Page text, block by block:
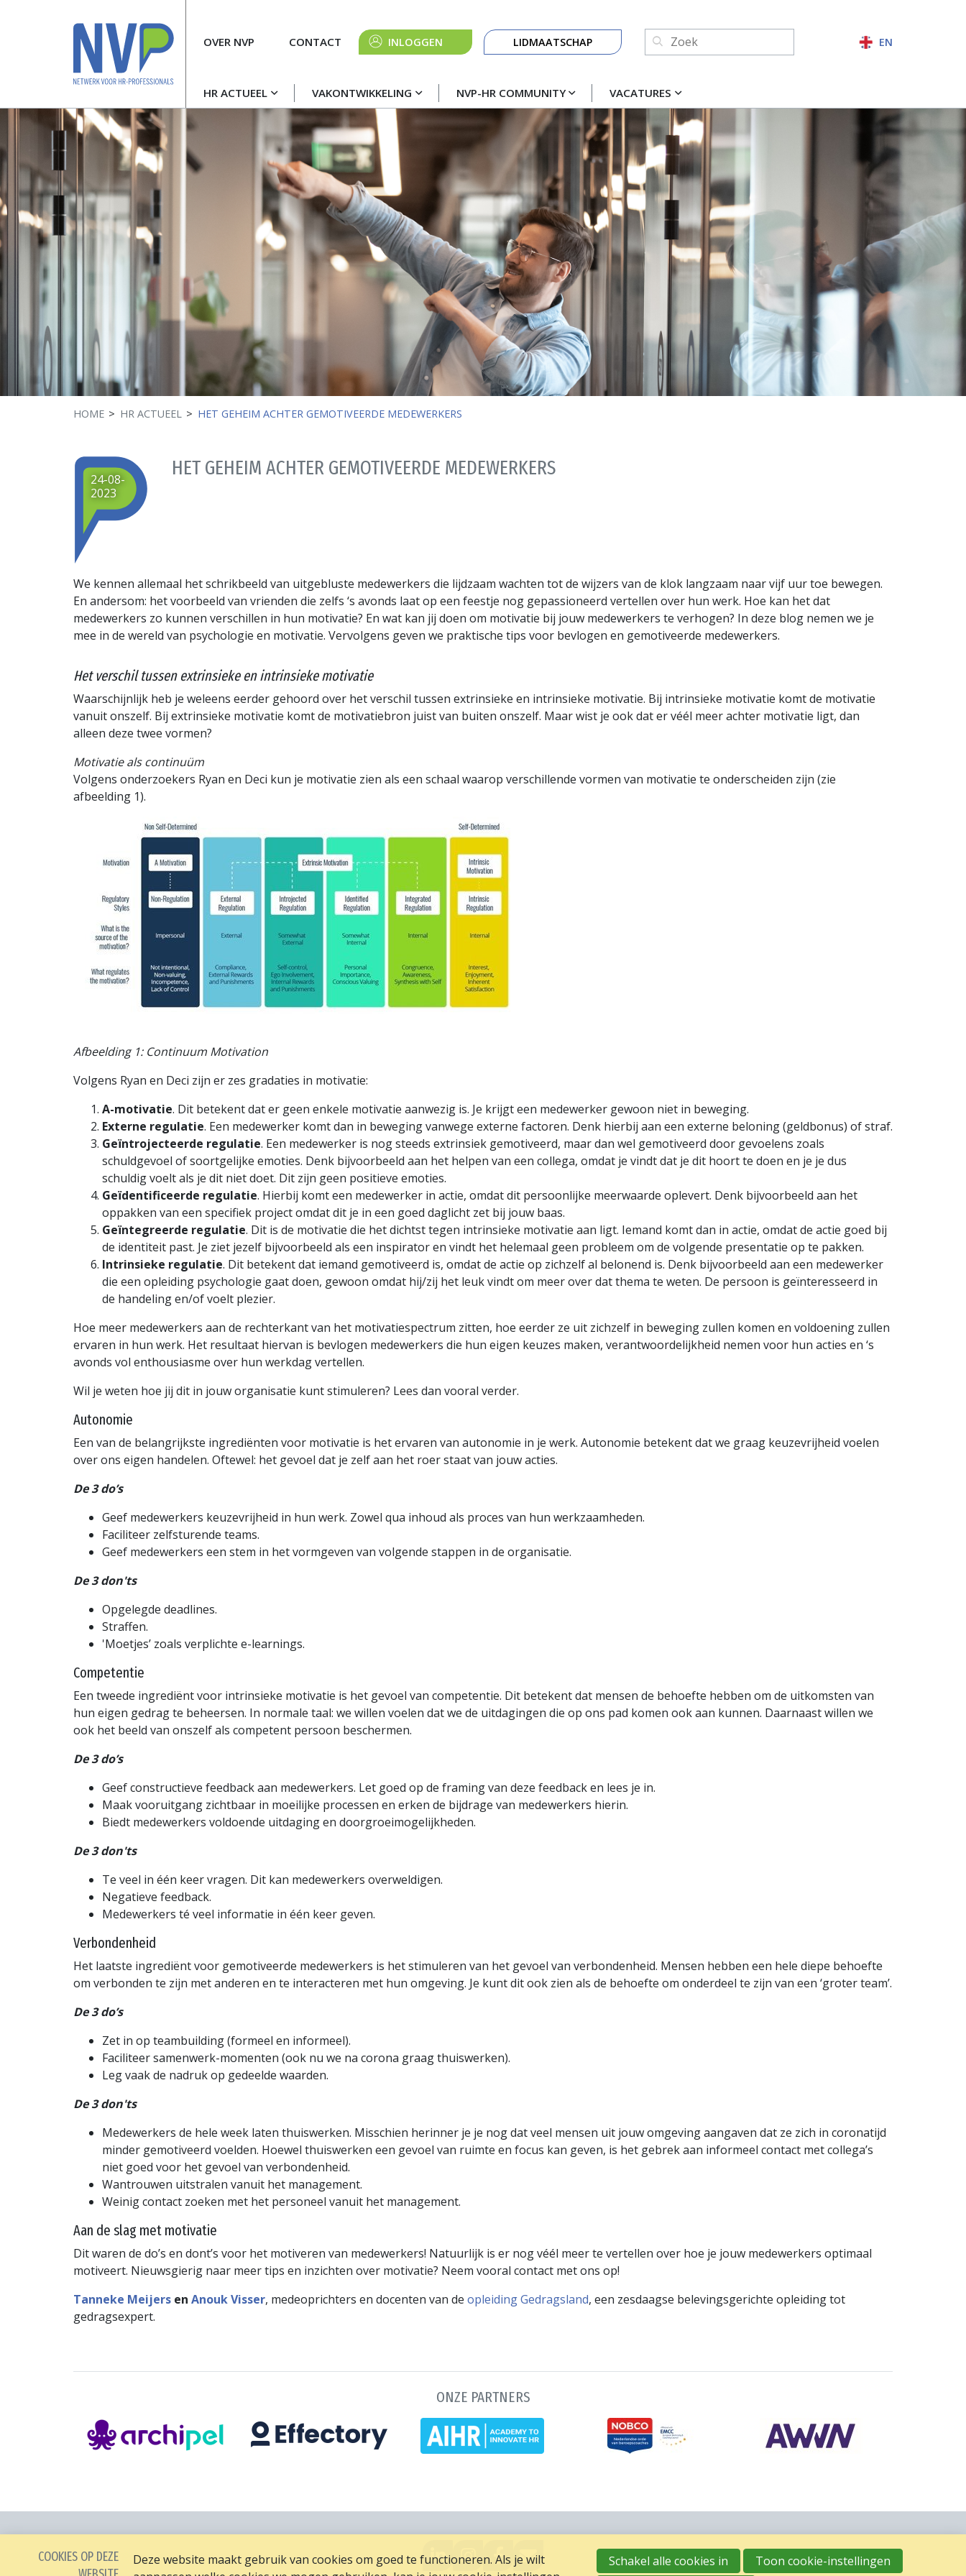
Hoofdnavigatie
HR ACTUEEL VAKONTWIKKELING NVP-HR COMMUNITY VACATURES
MetaOVER NVP CONTACT INLOGGEN
Knop
navigatie
LIDMAATSCHAP Zoeken:
ZOEKEN
EN
HOME HR ACTUEEL HET GEHEIM ACHTER GEMOTIVEERDE MEDEWERKERS
HET GEHEIM ACHTER GEMOTIVEERDE MEDEWERKERS
24-08-
2023
We kennen allemaal het schrikbeeld van uitgebluste medewerkers die lijdzaam wachten tot de wijzers van de klok langzaam naar vijf uur toe bewegen.
En andersom: het voorbeeld van vrienden die zelfs ‘s avonds laat op een feestje nog gepassioneerd vertellen over hun werk. Hoe kan het dat
medewerkers zo kunnen verschillen in hun motivatie? En wat kan jij doen om motivatie bij jouw medewerkers te verhogen? In deze blog nemen we je
mee in de wereld van psychologie en motivatie. Vervolgens geven we praktische tips voor bevlogen en gemotiveerde medewerkers.
Het verschil tussen extrinsieke en intrinsieke motivatie
Waarschijnlijk heb je weleens eerder gehoord over het verschil tussen extrinsieke en intrinsieke motivatie. Bij intrinsieke motivatie komt de motivatie
vanuit onszelf. Bij extrinsieke motivatie komt de motivatiebron juist van buiten onszelf. Maar wist je ook dat er véél meer achter motivatie ligt, dan
alleen deze twee vormen?
Motivatie als continuüm
Volgens onderzoekers Ryan en Deci kun je motivatie zien als een schaal waarop verschillende vormen van motivatie te onderscheiden zijn (zie
afbeelding 1).
Afbeelding 1: Continuum Motivation
Volgens Ryan en Deci zijn er zes gradaties in motivatie:
A-motivatie. Dit betekent dat er geen enkele motivatie aanwezig is. Je krijgt een medewerker gewoon niet in beweging.
Externe regulatie. Een medewerker komt dan in beweging vanwege externe factoren. Denk hierbij aan een externe beloning (geldbonus) of straf.
Geïntrojecteerde regulatie. Een medewerker is nog steeds extrinsiek gemotiveerd, maar dan wel gemotiveerd door gevoelens zoals
schuldgevoel of soortgelijke emoties. Denk bijvoorbeeld aan het helpen van een collega, omdat je vindt dat je dit hoort te doen en je je dus
schuldig voelt als je dit niet doet. Dit zijn geen positieve emoties.
Geïdentificeerde regulatie. Hierbij komt een medewerker in actie, omdat dit persoonlijke meerwaarde oplevert. Denk bijvoorbeeld aan het
oppakken van een specifiek project omdat dit je in een goed daglicht zet bij jouw baas.
Geïntegreerde regulatie. Dit is de motivatie die het dichtst tegen intrinsieke motivatie aan ligt. Iemand komt dan in actie, omdat de actie goed bij
de identiteit past. Je ziet jezelf bijvoorbeeld als een inspirator en vindt het helemaal geen probleem om de volgende presentatie op te pakken.
Intrinsieke regulatie. Dit betekent dat iemand gemotiveerd is, omdat de actie op zichzelf al belonend is. Denk bijvoorbeeld aan een medewerker
die een opleiding psychologie gaat doen, gewoon omdat hij/zij het leuk vindt om meer over dat thema te weten. De persoon is geïnteresseerd in
de handeling en/of voelt plezier.
Hoe meer medewerkers aan de rechterkant van het motivatiespectrum zitten, hoe eerder ze uit zichzelf in beweging zullen komen en voldoening zullen
ervaren in hun werk. Het resultaat hiervan is bevlogen medewerkers die hun eigen keuzes maken, verantwoordelijkheid nemen voor hun acties en ‘s
avonds vol enthousiasme over hun werkdag vertellen.
Wil je weten hoe jij dit in jouw organisatie kunt stimuleren? Lees dan vooral verder.
Autonomie
Een van de belangrijkste ingrediënten voor motivatie is het ervaren van autonomie in je werk. Autonomie betekent dat we graag keuzevrijheid voelen
over ons eigen handelen. Oftewel: het gevoel dat je zelf aan het roer staat van jouw acties.
De 3 do’s
Geef medewerkers keuzevrijheid in hun werk. Zowel qua inhoud als proces van hun werkzaamheden.
Faciliteer zelfsturende teams.
Geef medewerkers een stem in het vormgeven van volgende stappen in de organisatie.
De 3 don'ts
Opgelegde deadlines.
Straffen.
'Moetjes’ zoals verplichte e-learnings.
Competentie
Een tweede ingrediënt voor intrinsieke motivatie is het gevoel van competentie. Dit betekent dat mensen de behoefte hebben om de uitkomsten van
hun eigen gedrag te beheersen. In normale taal: we willen voelen dat we de uitdagingen die op ons pad komen ook aan kunnen. Daarnaast willen we
ook het beeld van onszelf als competent persoon beschermen.
De 3 do’s
Geef constructieve feedback aan medewerkers. Let goed op de framing van deze feedback en lees je in.
Maak vooruitgang zichtbaar in moeilijke processen en erken de bijdrage van medewerkers hierin.
Biedt medewerkers voldoende uitdaging en doorgroeimogelijkheden.
De 3 don'ts
Te veel in één keer vragen. Dit kan medewerkers overweldigen.
Negatieve feedback.
Medewerkers té veel informatie in één keer geven.
Verbondenheid
Het laatste ingrediënt voor gemotiveerde medewerkers is het stimuleren van het gevoel van verbondenheid. Mensen hebben een hele diepe behoefte
om verbonden te zijn met anderen en te interacteren met hun omgeving. Je kunt dit ook zien als de behoefte om onderdeel te zijn van een ‘groter team’.
De 3 do’s
Zet in op teambuilding (formeel en informeel).
Faciliteer samenwerk-momenten (ook nu we na corona graag thuiswerken).
Leg vaak de nadruk op gedeelde waarden.
De 3 don'ts
Medewerkers de hele week laten thuiswerken. Misschien herinner je je nog dat veel mensen uit jouw omgeving aangaven dat ze zich in coronatijd
minder gemotiveerd voelden. Hoewel thuiswerken een gevoel van ruimte en focus kan geven, is het gebrek aan informeel contact met collega’s
niet goed voor het gevoel van verbondenheid.
Wantrouwen uitstralen vanuit het management.
Weinig contact zoeken met het personeel vanuit het management.
Aan de slag met motivatie
Dit waren de do’s en dont’s voor het motiveren van medewerkers! Natuurlijk is er nog véél meer te vertellen over hoe je jouw medewerkers optimaal
motiveert. Nieuwsgierig naar meer tips en inzichten over motivatie? Neem vooral contact met ons op!
Tanneke Meijers en Anouk Visser, medeoprichters en docenten van de opleiding Gedragsland, een zesdaagse belevingsgerichte opleiding tot
gedragsexpert.
ONZE PARTNERS
GA GO GA MAIL
COOKIES OP DEZE
Deze website maakt gebruik van cookies om goed te functioneren. Als je wilt
Schakel alle cookies in Toon cookie-instellingen